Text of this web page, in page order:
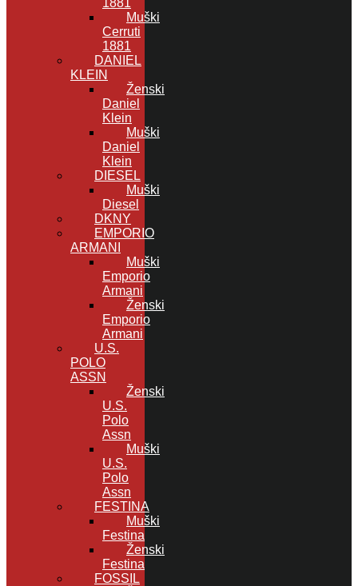
Muški
Cerruti
1881
DANIEL
KLEIN
Ženski
Daniel
Klein
Muški
Daniel
Klein
DIESEL
Muški
Diesel
DKNY
EMPORIO
ARMANI
Muški
Emporio
Armani
Ženski
Emporio
Armani
U.S.
POLO
ASSN
Ženski
U.S.
Polo
Assn
Muški
U.S.
Polo
Assn
FESTINA
Muški
Festina
Ženski
Festina
FOSSIL